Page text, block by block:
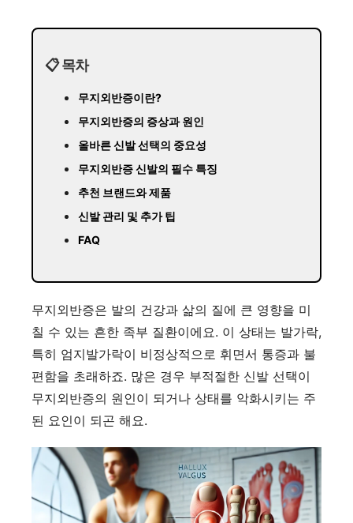
📋 목차
무지외반증이란?
무지외반증의 증상과 원인
올바른 신발 선택의 중요성
무지외반증 신발의 필수 특징
추천 브랜드와 제품
신발 관리 및 추가 팁
FAQ
무지외반증은 발의 건강과 삶의 질에 큰 영향을 미
칠 수 있는 흔한 족부 질환이에요. 이 상태는 발가락,
특히 엄지발가락이 비정상적으로 휘면서 통증과 불
편함을 초래하죠. 많은 경우 부적절한 신발 선택이
무지외반증의 원인이 되거나 상태를 악화시키는 주
된 요인이 되곤 해요.